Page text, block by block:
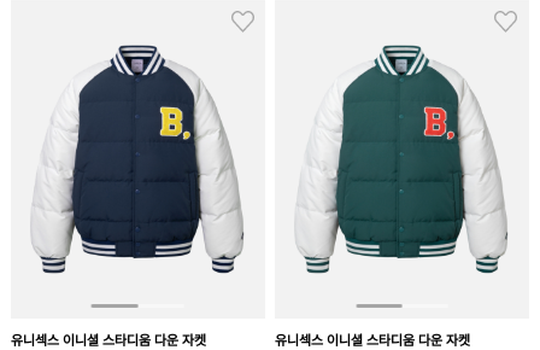
유니섹스 이니셜 스타디움 다운 자켓
유니섹스 이니셜 스타디움 다운 자켓